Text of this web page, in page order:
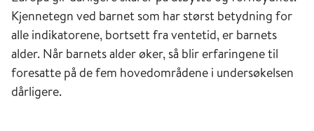
Kjennetegn ved barnet som har størst betydning for
alle indikatorene, bortsett fra ventetid, er barnets
alder. Når barnets alder øker, så blir erfaringene til
foresatte på de fem hovedområdene i undersøkelsen
dårligere.